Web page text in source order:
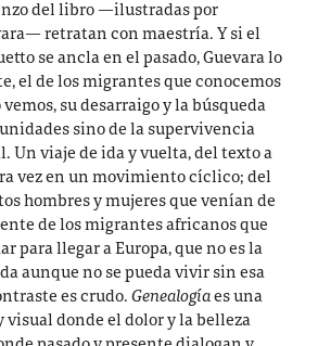
del libro —ilustradas por
retratan con maestría. Y si el
se ancla en el pasado, Guevara lo
el de los migrantes que conocemos
su desarraigo y la búsqueda
sino de la supervivencia
Un viaje de ida y vuelta, del texto a
vez en un movimiento cíclico; del
hombres y mujeres que venían de
de los migrantes africanos que
para llegar a Europa, que no es la
aunque no se pueda vivir sin esa
es crudo. Genealogíaes una
donde el dolor y la belleza